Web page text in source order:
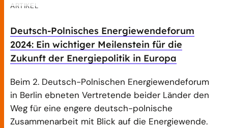
ARTIKEL
Deutsch-Polnisches Energiewendeforum
2024: Ein wichtiger Meilenstein für die
Zukunft der Energiepolitik in Europa
Beim 2. Deutsch-Polnischen Energiewendeforum
in Berlin ebneten Vertretende beider Länder den
Weg für eine engere deutsch-polnische
Zusammenarbeit mit Blick auf die Energiewende.